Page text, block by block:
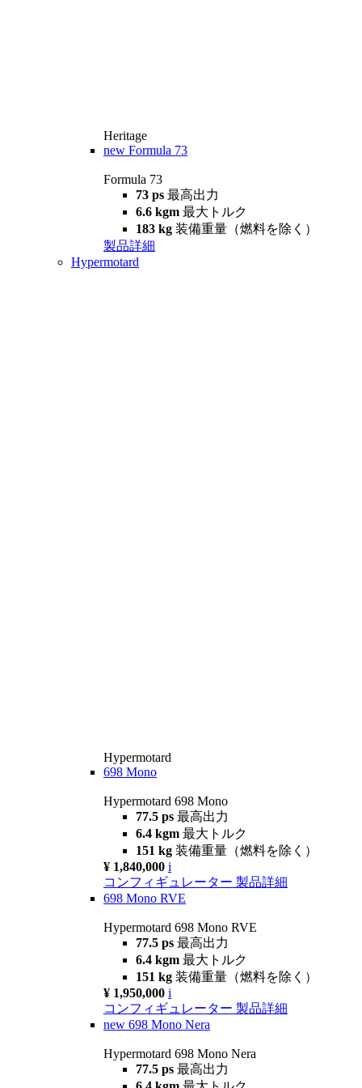
Heritage
new Formula 73
Formula 73
73 ps 最高出力
6.6 kgm 最大トルク
183 kg 装備重量（燃料を除く）
製品詳細
Hypermotard
Hypermotard
698 Mono
Hypermotard 698 Mono
77.5 ps 最高出力
6.4 kgm 最大トルク
151 kg 装備重量（燃料を除く）
¥ 1,840,000 i
コンフィギュレーター 製品詳細
698 Mono RVE
Hypermotard 698 Mono RVE
77.5 ps 最高出力
6.4 kgm 最大トルク
151 kg 装備重量（燃料を除く）
¥ 1,950,000 i
コンフィギュレーター 製品詳細
new 698 Mono Nera
Hypermotard 698 Mono Nera
77.5 ps 最高出力